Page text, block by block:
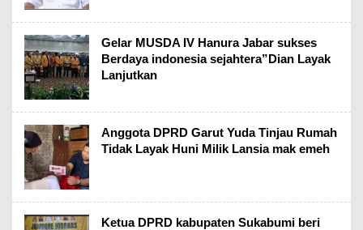
Gelar MUSDA IV Hanura Jabar sukses
Berdaya indonesia sejahtera”Dian Layak
Lanjutkan
Anggota DPRD Garut Yuda Tinjau Rumah
Tidak Layak Huni Milik Lansia mak emeh
Ketua DPRD kabupaten Sukabumi beri